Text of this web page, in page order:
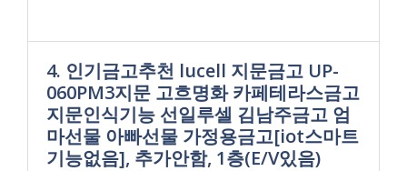
4. 인기금고추천 lucell 지문금고 UP-
060PM3지문 고흐명화 카페테라스금고
지문인식기능 선일루셀 김남주금고 엄
마선물 아빠선물 가정용금고[iot스마트
기능없음], 추가안함, 1층(E/V있음)